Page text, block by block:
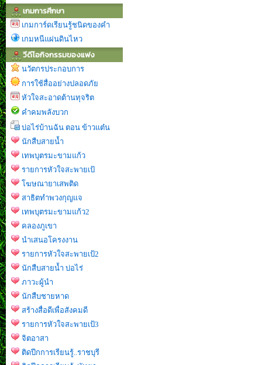
เกมการศึกษา
เกมการ์ดเรียนรู้ชนิดของคำ
เกมหนีแผ่นดินไหว
วีดีโอกิจกรรมของแฟง
นวัตกรประกอบการ
การใช้สื่ออย่างปลอดภัย
หัวใจสะอาดต้านทุจริต
คำคมพลังบวก
บ่อไร่บ้านฉัน ตอน ข้าวแต๋น
นักสืบสายน้ำ
เทพบุตรมะขามแก้ว
รายการหัวใจสะพายเป้
โฆษณายาเสพติด
สาธิตทำพวงกุญแจ
เทพบุตรมะขามแก้ว2
คลองภูเขา
นำเสนอโครงงาน
รายการหัวใจสะพายเป้2
นักสืบสายน้ำ บ่อไร่
ภาวะผู้นำ
นักสืบชายหาด
สร้างสื่อดีเพื่อสังคมดี
รายการหัวใจสะพายเป้3
จิตอาสา
ติดปีกการเรียนรู้..ราชบุรี